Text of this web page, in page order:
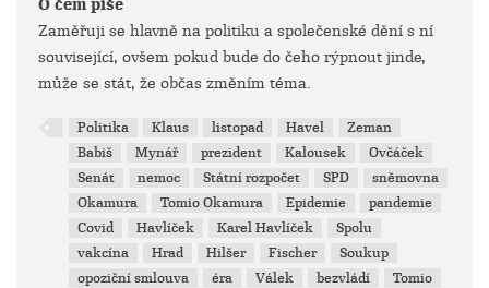
O čem píše
Zaměřuji se hlavně na politiku a společenské dění s ní
související, ovšem pokud bude do čeho rýpnout jinde,
může se stát, že občas změním téma.
Politika Klaus listopad Havel
Zeman
Babiš
Mynář prezident Kalousek
Ovčáček
Senát
nemoc Státní rozpočet SPD
sněmovna
Okamura
Tomio Okamura Epidemie
pandemie
Covid
Havlíček Karel Havlíček
Spolu
vakcína
Hrad Hilšer Fischer
Soukup
opoziční smlouva
éra Válek bezvládí
Tomio